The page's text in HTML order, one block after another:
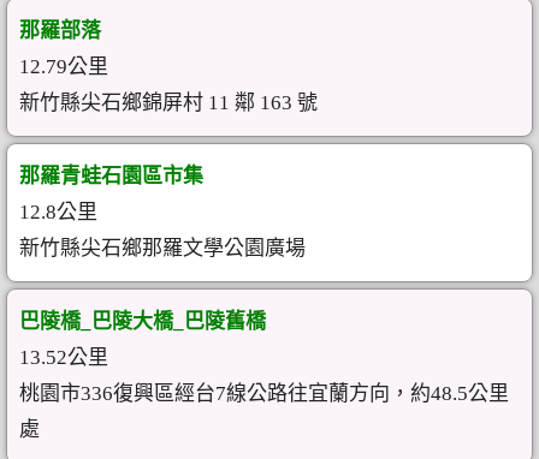
那羅部落
12.79公里
新竹縣尖石鄉錦屏村 11 鄰 163 號
那羅青蛙石園區市集
12.8公里
新竹縣尖石鄉那羅文學公園廣場
巴陵橋_巴陵大橋_巴陵舊橋
13.52公里
桃園市336復興區經台7線公路往宜蘭方向，約48.5公里
處